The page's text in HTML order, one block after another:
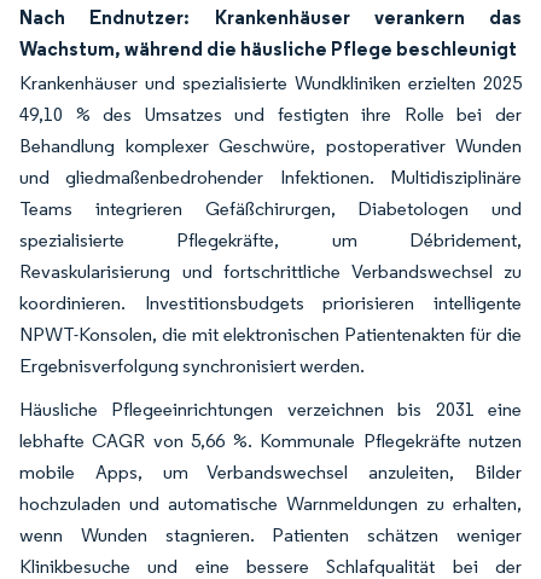
Nach Endnutzer: Krankenhäuser verankern das
Wachstum, während die häusliche Pflege beschleunigt
Krankenhäuser und spezialisierte Wundkliniken erzielten 2025
49,10 % des Umsatzes und festigten ihre Rolle bei der
Behandlung komplexer Geschwüre, postoperativer Wunden
und gliedmaßenbedrohender Infektionen. Multidisziplinäre
Teams integrieren Gefäßchirurgen, Diabetologen und
spezialisierte Pflegekräfte, um Débridement,
Revaskularisierung und fortschrittliche Verbandswechsel zu
koordinieren. Investitionsbudgets priorisieren intelligente
NPWT-Konsolen, die mit elektronischen Patientenakten für die
Ergebnisverfolgung synchronisiert werden.
Häusliche Pflegeeinrichtungen verzeichnen bis 2031 eine
lebhafte CAGR von 5,66 %. Kommunale Pflegekräfte nutzen
mobile Apps, um Verbandswechsel anzuleiten, Bilder
hochzuladen und automatische Warnmeldungen zu erhalten,
wenn Wunden stagnieren. Patienten schätzen weniger
Klinikbesuche und eine bessere Schlafqualität bei der